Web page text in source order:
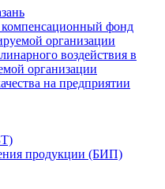
компенсационный фонд
организации
воздействия в
организации
на предприятии
продукции (БИП)